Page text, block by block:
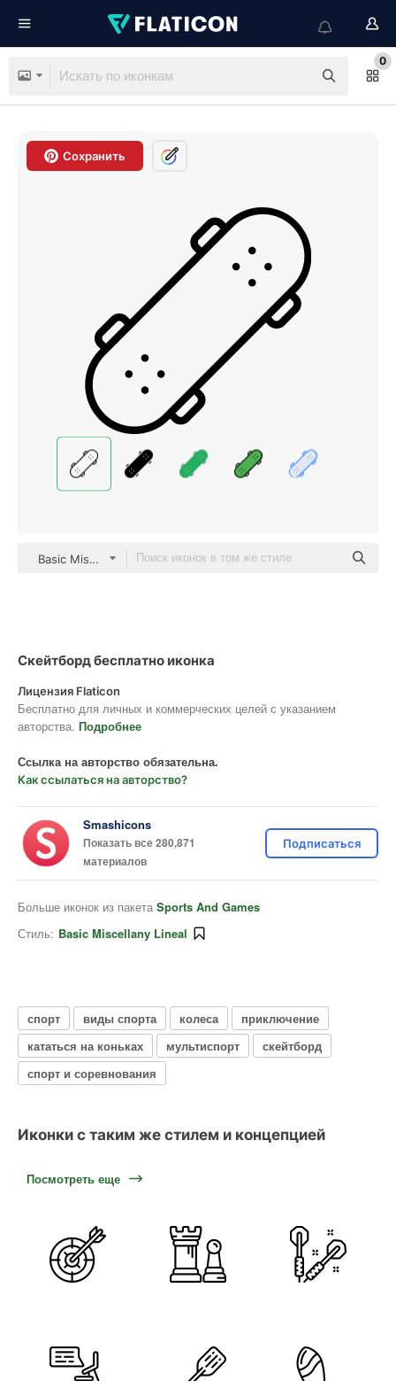
0
Сохранить
Basic Miscellany Lineal
Скейтборд бесплатно иконка
Лицензия Flaticon
Бесплатно для личных и коммерческих целей с указанием
авторства. Подробнее
Ссылка на авторство обязательна.
Как ссылаться на авторство?
Smashicons
Показать все 280,871
материалов
Подписаться
Больше иконок из пакета Sports And Games
Стиль: Basic Miscellany Lineal
спорт виды спорта колеса
приключение
кататься на коньках
мультиспорт
скейтборд
спорт и соревнования
Иконки с таким же стилем и концепцией
Посмотреть еще